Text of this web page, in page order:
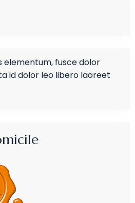
elementum, fusce dolor
id dolor leo libero laoreet